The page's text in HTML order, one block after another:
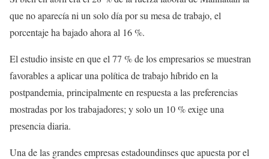
que no aparecía ni un solo día por su mesa de trabajo, el
porcentaje ha bajado ahora al 16 %.
El estudio insiste en que el 77 % de los empresarios se muestran
favorables a aplicar una política de trabajo híbrido en la
postpandemia, principalmente en respuesta a las preferencias
mostradas por los trabajadores; y solo un 10 % exige una
presencia diaria.
Una de las grandes empresas estadoundinses que apuesta por el